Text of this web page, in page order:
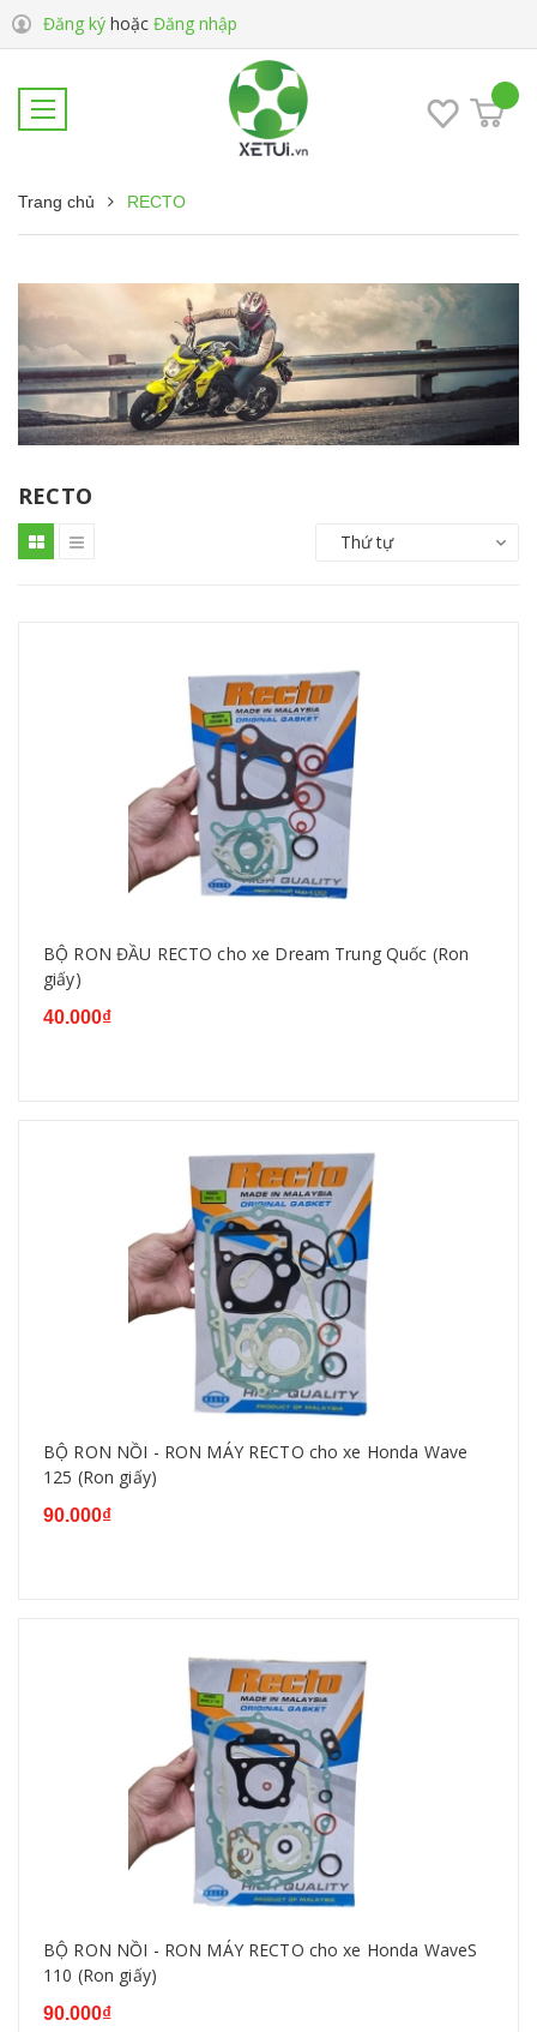
Đăng ký hoặc Đăng nhập
Trang chủ RECTO
RECTO
Thứ tự
BỘ RON ĐẦU RECTO cho xe Dream Trung Quốc (Ron
giấy)
40.000₫
BỘ RON NỒI - RON MÁY RECTO cho xe Honda Wave
125 (Ron giấy)
90.000₫
BỘ RON NỒI - RON MÁY RECTO cho xe Honda WaveS
110 (Ron giấy)
90.000₫